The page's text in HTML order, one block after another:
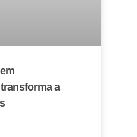
a